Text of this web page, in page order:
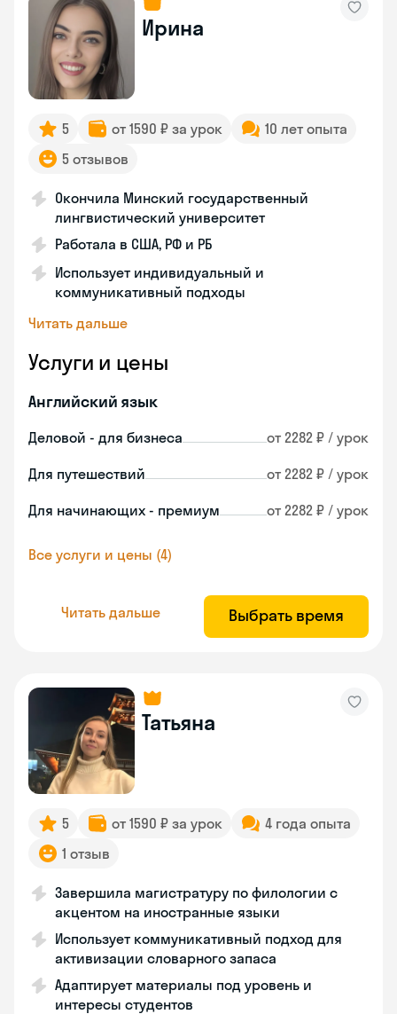
Ирина
5 от 1590 ₽ за урок
10 лет опыта
5 отзывов
Окончила Минский государственный
лингвистический университет
Работала в США, РФ и РБ
Использует индивидуальный и
коммуникативный подходы
Читать дальше
Услуги и цены
Английский язык
Деловой - для бизнеса от 2282 ₽ / урок
Для путешествий от 2282 ₽ / урок
Для начинающих - премиум от 2282 ₽ / урок
Все услуги и цены (4)
Читать дальше Выбрать время
Татьяна
5 от 1590 ₽ за урок
4 года опыта
1 отзыв
Завершила магистратуру по филологии с
акцентом на иностранные языки
Использует коммуникативный подход для
активизации словарного запаса
Адаптирует материалы под уровень и
интересы студентов